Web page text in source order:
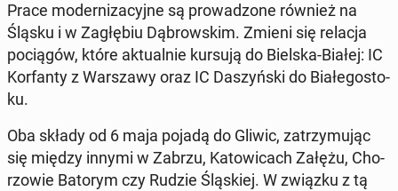
Prace mo­der­ni­za­cyj­ne są pro­wa­dzo­ne również na
Śląsku i w Za­głę­biu Dą­brow­skim. Zmieni się relacja
po­cią­gów, które ak­tu­al­nie kursują do Bielska-Białej: IC
Kor­fan­ty z War­sza­wy oraz IC Da­szyń­ski do Bia­łe­go­sto­
ku.
Oba składy od 6 maja pojadą do Gliwic, za­trzy­mu­jąc
się między innymi w Zabrzu, Ka­to­wi­cach Załężu, Cho­
rzo­wie Batorym czy Rudzie Ślą­skiej. W związku z tą